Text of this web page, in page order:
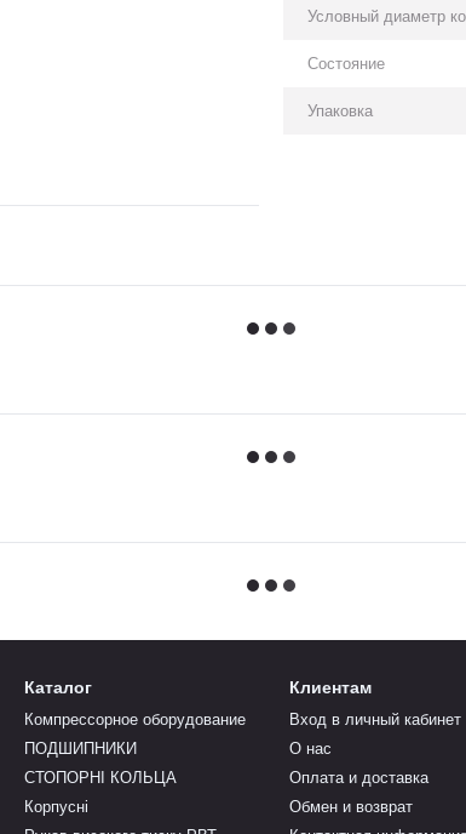
Условный диаметр
Состояние
Упаковка
Каталог
Компрессорное оборудование
ПОДШИПНИКИ
СТОПОРНІ КОЛЬЦА
Корпусні
Клиентам
Вход в личный кабинет
О нас
Оплата и доставка
Обмен и возврат